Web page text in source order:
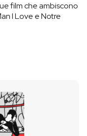
Idee
film che ambiscono
I Love e Notre